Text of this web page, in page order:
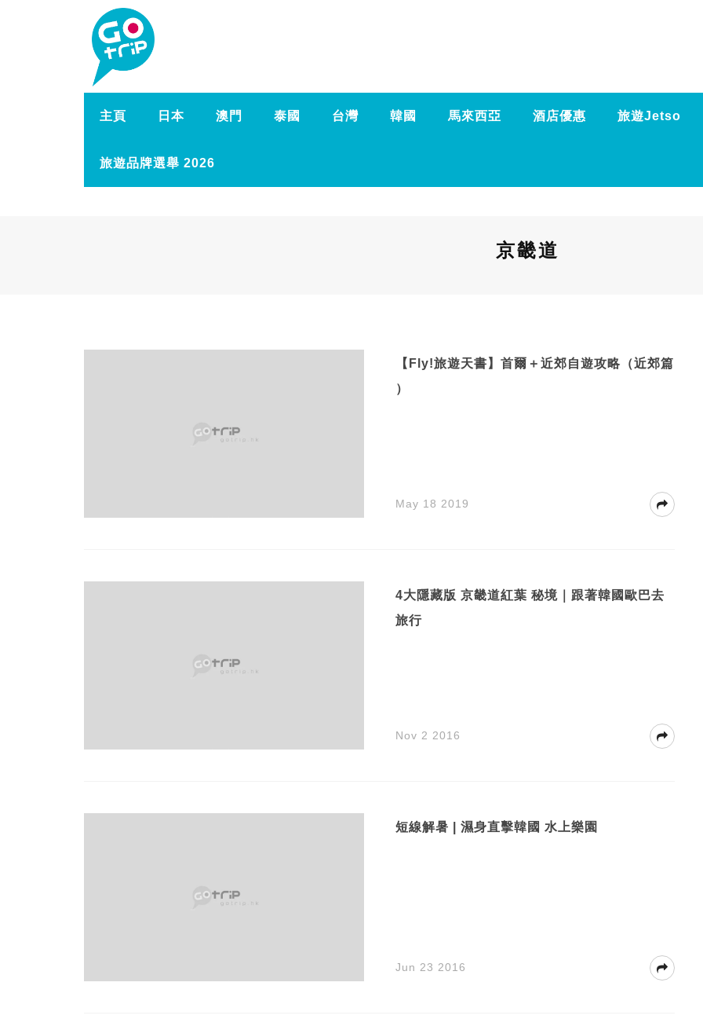
主頁 日本 澳門 泰國 台灣 韓國 馬來西亞 酒店優惠 旅遊Jetso
旅遊品牌選舉 2026
京畿道
【Fly!旅遊天書】首爾＋近郊自遊攻略（近郊篇
）
May 18 2019
4大隱藏版 京畿道紅葉 秘境｜跟著韓國歐巴去
旅行
Nov 2 2016
短線解暑 | 濕身直擊韓國 水上樂園
Jun 23 2016